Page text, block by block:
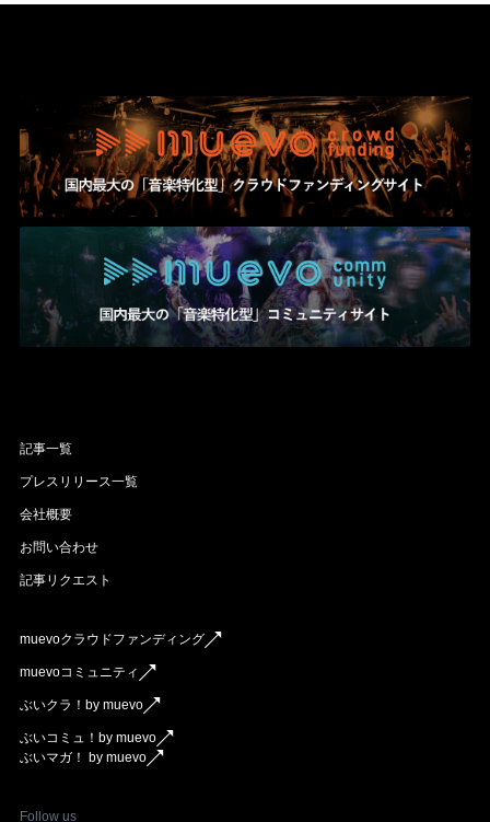
記事一覧
プレスリリース一覧
会社概要
お問い合わせ
記事リクエスト
muevoクラウドファンディング
muevoコミュニティ
ぶいクラ！by muevo
ぶいコミュ！by muevo
ぶいマガ！ by muevo
Follow us